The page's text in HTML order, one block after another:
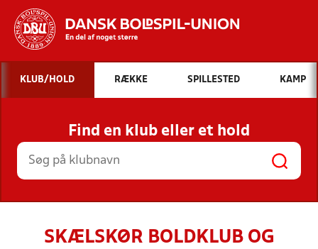
Hvad vil du søge efter?
INDHOLD OG NYHEDER
STILLINGER, RESULTATER, KLUBBER OG
HOLD
KLUB/HOLD RÆKKE SPILLESTED KAMP
Find en klub eller et hold
SKÆLSKØR BOLDKLUB OG